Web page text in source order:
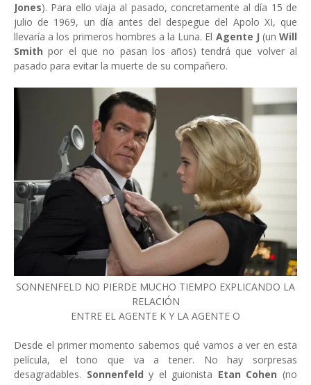
Jones). Para ello viaja al pasado, concretamente al día 15 de
julio de 1969, un día antes del despegue del Apolo XI, que
llevaría a los primeros hombres a la Luna. El Agente J (unWill
Smith por el que no pasan los años) tendrá que volver al
pasado para evitar la muerte de su compañero.
SONNENFELD NO PIERDE MUCHO TIEMPO EXPLICANDO LA
RELACIÓN
ENTRE EL AGENTE K Y LA AGENTE O
Desde el primer momento sabemos qué vamos a ver en esta
película, el tono que va a tener. No hay sorpresas
desagradables. Sonnenfeldy el guionista Etan Cohen (no